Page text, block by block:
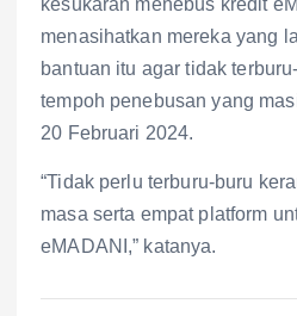
menasihatkan mereka yang
bantuan itu agar tidak
tempoh penebusan yang
20 Februari 2024.
“Tidak perlu terburu-buru
masa serta empat platform
eMADANI,” katanya.